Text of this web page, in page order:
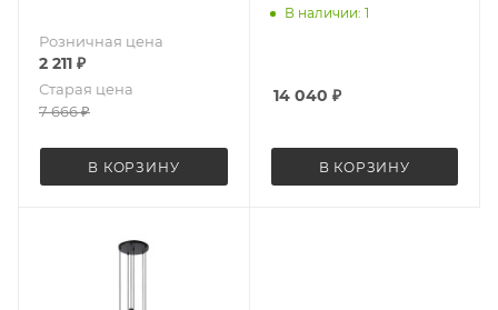
Розничная цена
2 211 ₽
Старая цена
7 666₽
В КОРЗИНУ
В наличии: 1
14 040 ₽
В КОРЗИНУ